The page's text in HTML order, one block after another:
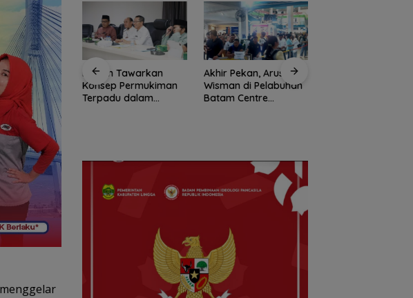
Borong Dua
di Batam
Football
Batam Tawarkan
Konsep Permukiman
Terpadu dalam
Akhir Pekan, Arus
Wisman di Pelabuhan
Batam Centre